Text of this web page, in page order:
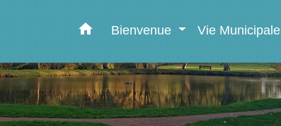
home Bienvenue Vie Municipale